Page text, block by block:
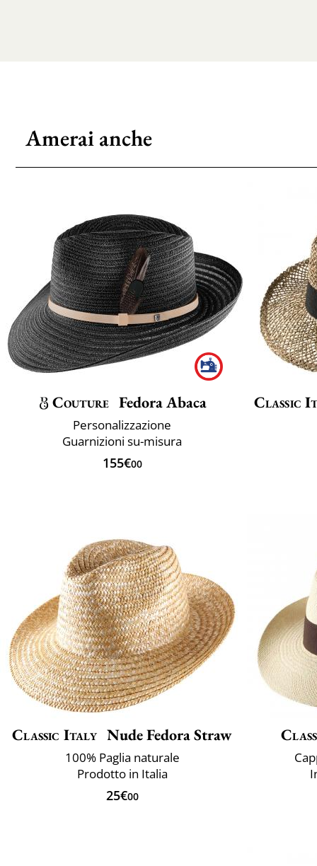
Amerai anche
Couture Fedora Abaca
Personalizzazione
Guarnizioni su-misura
155€00
Classic
Classic Italy Nude Fedora Straw
100% Paglia naturale
Prodotto in Italia
25€00